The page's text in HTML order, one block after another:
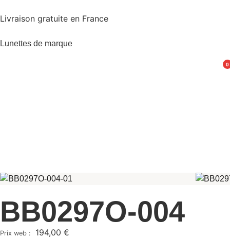
Livraison gratuite en France
Lunettes de marque
0
BB0297O-004
194,00 €